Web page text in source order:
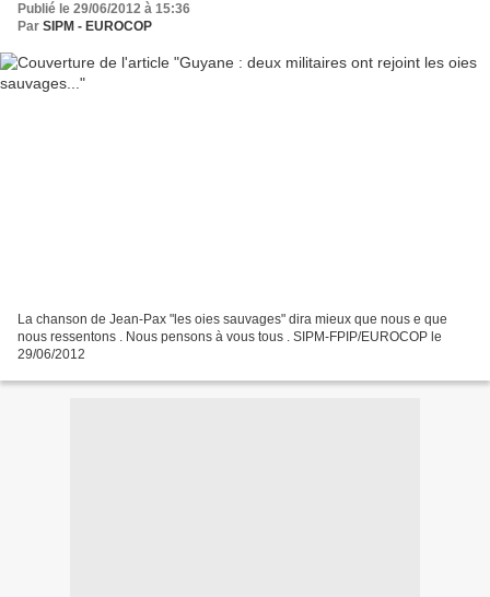
Publié le 29/06/2012 à 15:36
Par SIPM - EUROCOP
La chanson de Jean-Pax "les oies sauvages" dira mieux que nous e que
nous ressentons . Nous pensons à vous tous . SIPM-FPIP/EUROCOP le
29/06/2012